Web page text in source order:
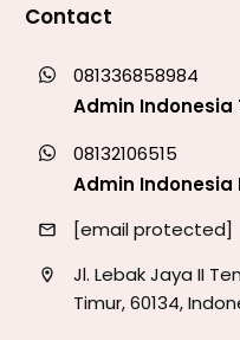
Contact
081336858984
Admin Indonesia
08132106515
Admin Indonesia
[email protected]
Jl. Lebak Jaya II
Timur, 60134,